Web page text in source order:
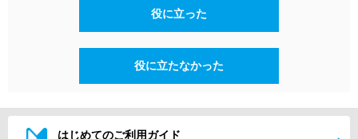
役に立った
役に立たなかった
はじめてのご利用ガイド